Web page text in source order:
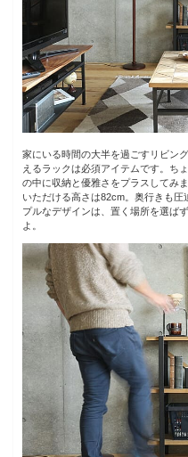
家にいる時間の大半を過ごすリビン
えるラックは必須アイテムです。ち
の中に収納と優雅さをプラスしてみ
いただける高さは82cm。奥行きも
プルなデザインは、置く場所を選ば
よ。